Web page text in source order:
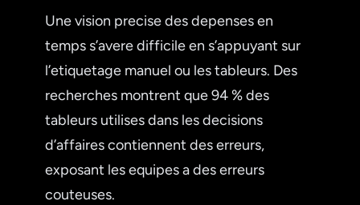
Une vision precise des depenses en
temps s’avere difficile en s’appuyant sur
l’etiquetage manuel ou les tableurs. Des
recherches montrent que 94 % des
tableurs utilises dans les decisions
d’affaires contiennent des erreurs,
exposant les equipes a des erreurs
couteuses.